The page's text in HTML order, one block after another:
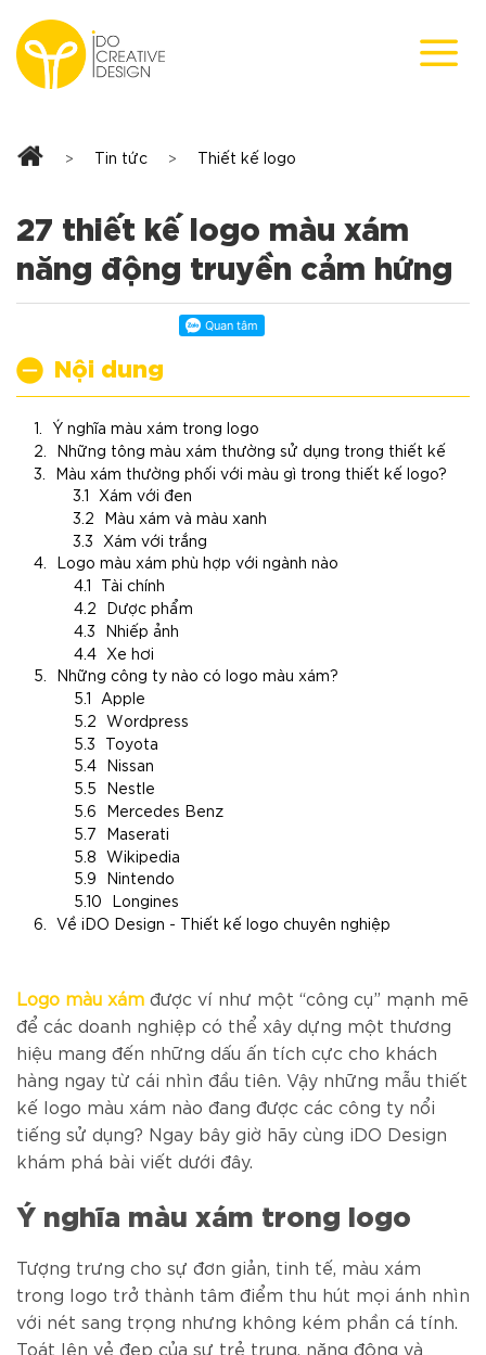
content
> Tin tức > Thiết kế logo
27 thiết kế logo màu xám
năng động truyền cảm hứng
Nội dung
Ý nghĩa màu xám trong logo
Những tông màu xám thường sử dụng trong thiết kế
Màu xám thường phối với màu gì trong thiết kế logo?
Xám với đen
Màu xám và màu xanh
Xám với trắng
Logo màu xám phù hợp với ngành nào
Tài chính
Dược phẩm
Nhiếp ảnh
Xe hơi
Những công ty nào có logo màu xám?
Apple
Wordpress
Toyota
Nissan
Nestle
Mercedes Benz
Maserati
Wikipedia
Nintendo
Longines
Về iDO Design - Thiết kế logo chuyên nghiệp
Logo màu xám được ví như một “công cụ” mạnh mẽ
để các doanh nghiệp có thể xây dựng một thương
hiệu mang đến những dấu ấn tích cực cho khách
hàng ngay từ cái nhìn đầu tiên. Vậy những mẫu thiết
kế logo màu xám nào đang được các công ty nổi
tiếng sử dụng? Ngay bây giờ hãy cùng iDO Design
khám phá bài viết dưới đây.
Ý nghĩa màu xám trong logo
Tượng trưng cho sự đơn giản, tinh tế, màu xám
trong logo trở thành tâm điểm thu hút mọi ánh nhìn
với nét sang trọng nhưng không kém phần cá tính.
Toát lên vẻ đẹp của sự trẻ trung, năng động và